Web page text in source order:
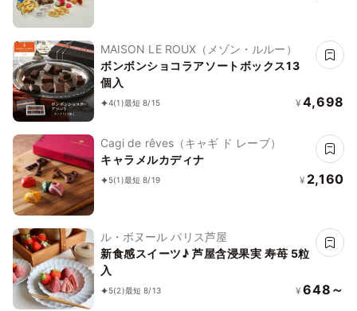
MAISON LE ROUX（メゾン・ルルー）
ボンボンショコラアソートボックス13
個入
4(1)最短 8/15 ¥ 4,698
Cagi de rêves（キャギ ド レーブ）
キャラメルカディナ
5(1)最短 8/19 ¥ 2,160
ル・ボヌール パリス芦屋
新食感スイーツ♪ 芦屋含浸果実 寿苺 5粒
入
5(2)最短 8/13 ¥ 648～